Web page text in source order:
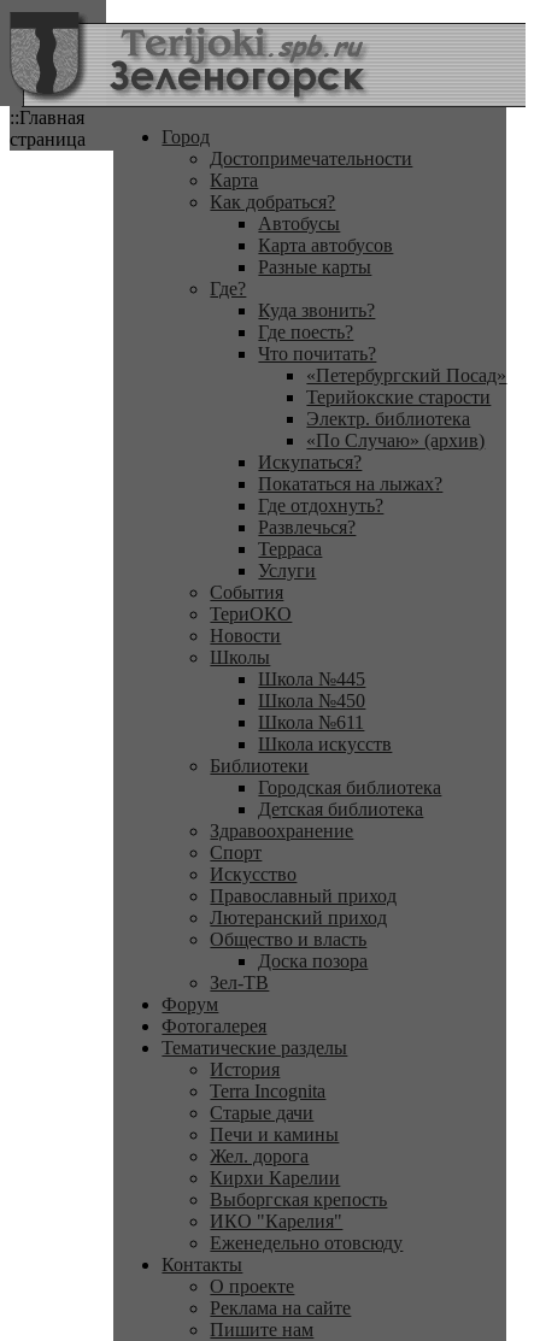
::Главная
страница
Город
Достопримечательности
Карта
Как добраться?
Автобусы
Карта автобусов
Разные карты
Где?
Куда звонить?
Где поесть?
Что почитать?
«Петербургский Посад»
Терийокские старости
Электр. библиотека
«По Случаю» (архив)
Искупаться?
Покататься на лыжах?
Где отдохнуть?
Развлечься?
Терраса
Услуги
События
ТериОКО
Новости
Школы
Школа №445
Школа №450
Школа №611
Школа искусств
Библиотеки
Городская библиотека
Детская библиотека
Здравоохранение
Спорт
Искусство
Православный приход
Лютеранский приход
Общество и власть
Доска позора
Зел-ТВ
Форум
Фотогалерея
Тематические разделы
История
Terra Incognita
Старые дачи
Печи и камины
Жел. дорога
Кирхи Карелии
Выборгская крепость
ИКО "Карелия"
Еженедельно отовсюду
Контакты
О проекте
Реклама на сайте
Пишите нам